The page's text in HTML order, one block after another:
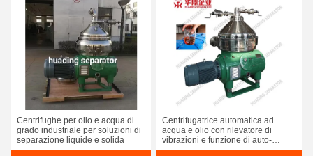
Centrifughe per olio e acqua di
grado industriale per soluzioni di
separazione liquide e solida
Centrifugatrice automatica ad
acqua e olio con rilevatore di
vibrazioni e funzione di auto-
pulizia